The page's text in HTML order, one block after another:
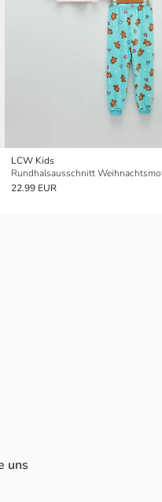
LCW Kids
22.99 EUR
uns